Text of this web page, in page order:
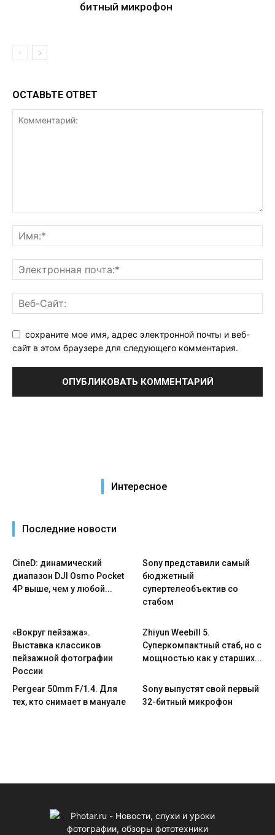
битный микрофон
ОСТАВЬТЕ ОТВЕТ
сохраните мое имя, адрес электронной почты и веб-
сайт в этом браузере для следующего комментария.
Интересное
Последние новости
CineD: динамический
диапазон DJI Osmo Pocket
4P выше, чем у любой...
Sony представили самый
бюджетный
супертелеобъектив со
стабом
«Вокруг пейзажа».
Выставка классиков
пейзажной фотографии
России
Zhiyun Weebill 5.
Cуперкомпактный стаб, но с
мощностью как у старших...
Pergear 50mm F/1.4. Для
тех, кто снимает в мануале
Sony выпустят свой первый
32-битный микрофон